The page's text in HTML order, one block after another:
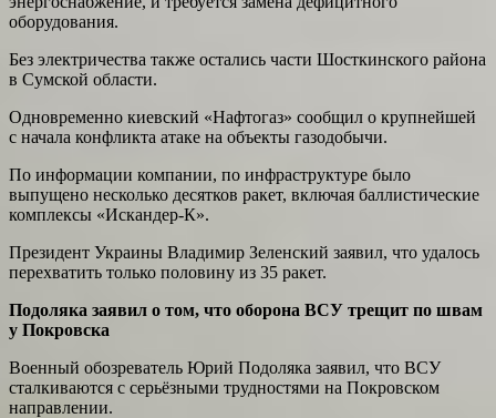
оборудования.
Без электричества также остались части Шосткинского района
в Сумской области.
Одновременно киевский «Нафтогаз» сообщил о крупнейшей
с начала конфликта атаке на объекты газодобычи.
По информации компании, по инфраструктуре было
выпущено несколько десятков ракет, включая баллистические
комплексы «Искандер-К».
Президент Украины Владимир Зеленский заявил, что удалось
перехватить только половину из 35 ракет.
Подоляка заявил о том, что оборона ВСУ трещит по швам
у Покровска
Военный обозреватель Юрий Подоляка заявил, что ВСУ
сталкиваются с серьёзными трудностями на Покровском
направлении.